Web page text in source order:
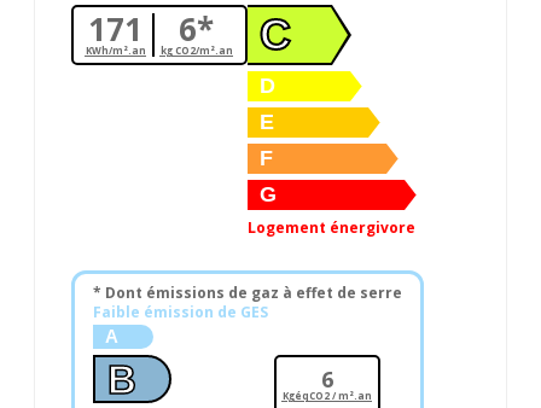
171
KWh/m².an 6*
kg CO2/m².an C
D
E
F
G
Logement énergivore
* Dont émissions de gaz à effet de serre
Faible émission de GES
A
B 6
KgéqCO2 / m².an